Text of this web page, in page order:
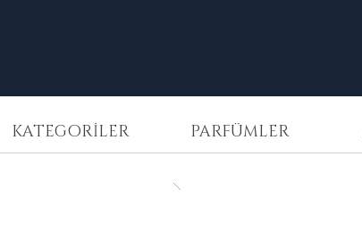
KATEGORİLER PARFÜMLER